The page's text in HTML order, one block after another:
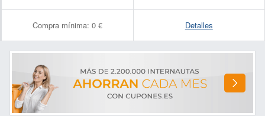
Compra mínima: 0 € Detalles